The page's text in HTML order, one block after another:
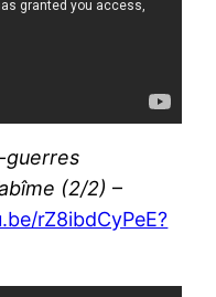
guerres
(2/2) –
rZ8ibdCyPeE?